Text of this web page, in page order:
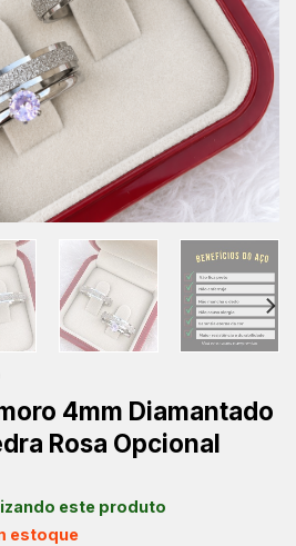
4mm Diamantado
Rosa Opcional
este produto
estoque